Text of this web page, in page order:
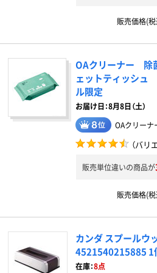
販売価格(
OAクリーナー
ェットティッシュ
ル限定
お届け日：8月8日（土）
OAクリーナ
（バリ
販売単位違いの商品が
販売価格(
カンダ スプールウ
4521540215885 1
在庫：8点